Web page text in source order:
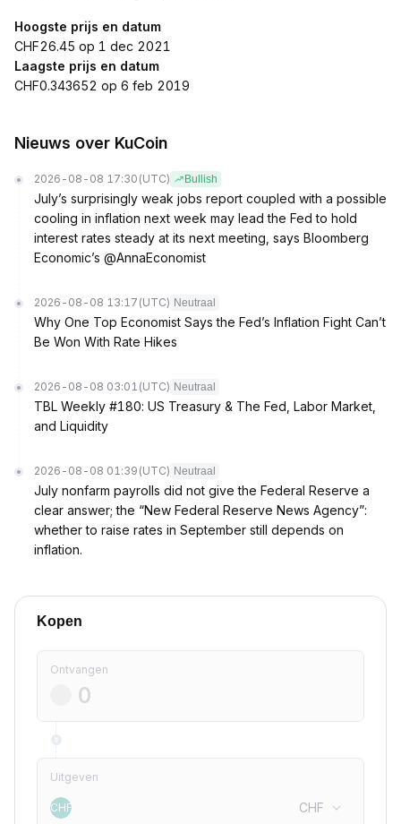
Hoogste prijs en datum
CHF26.45 op 1 dec 2021
Laagste prijs en datum
CHF0.343652 op 6 feb 2019
Nieuws over KuCoin
2026-08-08 17:30 (UTC) Bullish
July’s surprisingly weak jobs report coupled with a possible
cooling in inflation next week may lead the Fed to hold
interest rates steady at its next meeting, says Bloomberg
Economic’s @AnnaEconomist
2026-08-08 13:17 (UTC) Neutraal
Why One Top Economist Says the Fed’s Inflation Fight Can’t
Be Won With Rate Hikes
2026-08-08 03:01 (UTC) Neutraal
TBL Weekly #180: US Treasury & The Fed, Labor Market,
and Liquidity
2026-08-08 01:39 (UTC) Neutraal
July nonfarm payrolls did not give the Federal Reserve a
clear answer; the “New Federal Reserve News Agency”:
whether to raise rates in September still depends on
inflation.
Kopen
Ontvangen
Uitgeven
CHF CHF